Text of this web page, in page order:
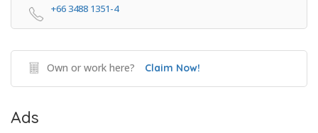
+66 3488 1351-4
Own or work here? Claim Now!
Ads